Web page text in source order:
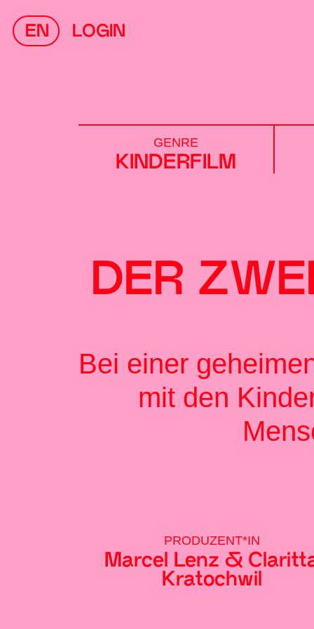
EN LOGIN
GENRE
KINDERFILM
DER
Bei einer
mit den
PRODUZENT*IN
Marcel Lenz &
Kratochwil